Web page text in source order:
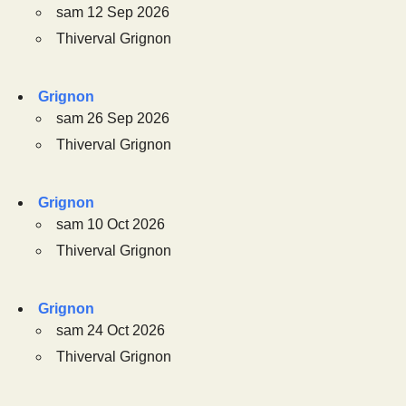
sam 12 Sep 2026
Thiverval Grignon
Grignon
sam 26 Sep 2026
Thiverval Grignon
Grignon
sam 10 Oct 2026
Thiverval Grignon
Grignon
sam 24 Oct 2026
Thiverval Grignon